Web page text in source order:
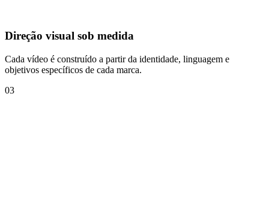
Direção visual sob medida
Cada vídeo é construído a partir da identidade, linguagem e
objetivos específicos de cada marca.
03